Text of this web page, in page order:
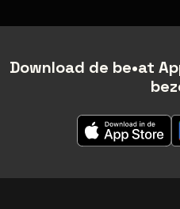
Download de be•at